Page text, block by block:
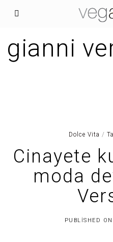
gianni
Dolce Vita /
Cinayete
moda
PUBLISHED ON